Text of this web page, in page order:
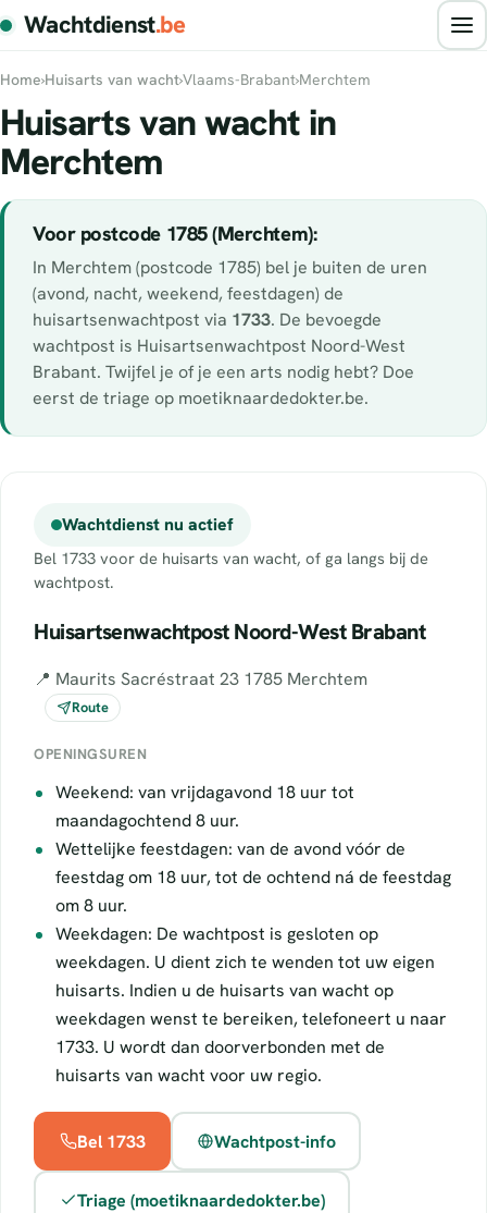
Wachtdienst.be
Home›Huisarts van wacht›Vlaams-Brabant›Merchtem
Huisarts van wacht in
Merchtem
Voor postcode 1785 (Merchtem):
In Merchtem (postcode 1785) bel je buiten de uren
(avond, nacht, weekend, feestdagen) de
huisartsenwachtpost via 1733. De bevoegde
wachtpost is Huisartsenwachtpost Noord-West
Brabant. Twijfel je of je een arts nodig hebt? Doe
eerst de triage op moetiknaardedokter.be.
Wachtdienst nu actief
Bel 1733 voor de huisarts van wacht, of ga langs bij de
wachtpost.
Huisartsenwachtpost Noord-West Brabant
📍 Maurits Sacréstraat 23 1785 Merchtem
Route
OPENINGSUREN
Weekend: van vrijdagavond 18 uur tot
maandagochtend 8 uur.
Wettelijke feestdagen: van de avond vóór de
feestdag om 18 uur, tot de ochtend ná de feestdag
om 8 uur.
Weekdagen: De wachtpost is gesloten op
weekdagen. U dient zich te wenden tot uw eigen
huisarts. Indien u de huisarts van wacht op
weekdagen wenst te bereiken, telefoneert u naar
1733. U wordt dan doorverbonden met de
huisarts van wacht voor uw regio.
Bel 1733 Wachtpost-info
Triage (moetiknaardedokter.be)